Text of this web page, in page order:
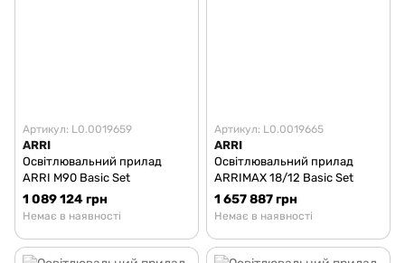
Артикул: L0.0019659
ARRI
Освітлювальний прилад
ARRI M90 Basic Set
1 089 124 грн
Немає в наявності
Артикул: L0.0019665
ARRI
Освітлювальний прилад
ARRIMAX 18/12 Basic Set
1 657 887 грн
Немає в наявності